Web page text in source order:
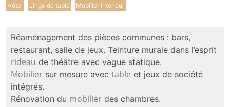
Hôtel Linge de table Mobilier intérieur
Réaménagement des pièces communes : bars,
restaurant, salle de jeux. Teinture murale dans l’esprit
rideau de théâtre avec vague statique.
Mobilier sur mesure avec table et jeux de société
intégrés.
Rénovation du mobilier des chambres.